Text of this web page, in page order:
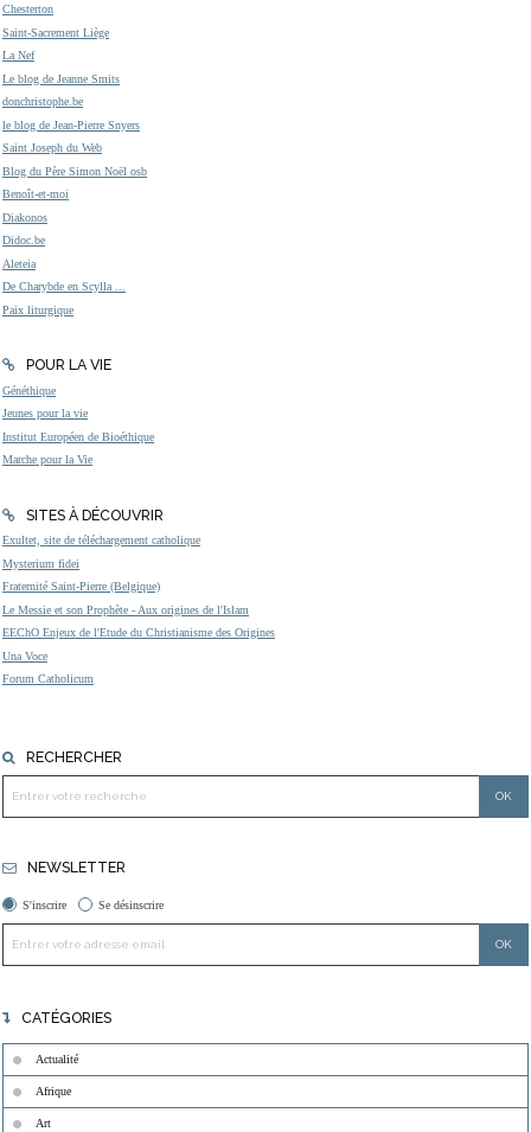
Chesterton
Saint-Sacrement Liège
La Nef
Le blog de Jeanne Smits
donchristophe.be
le blog de Jean-Pierre Snyers
Saint Joseph du Web
Blog du Père Simon Noël osb
Benoît-et-moi
Diakonos
Didoc.be
Aleteia
De Charybde en Scylla ...
Paix liturgique
POUR LA VIE
Généthique
Jeunes pour la vie
Institut Européen de Bioéthique
Marche pour la Vie
SITES À DÉCOUVRIR
Exultet, site de téléchargement catholique
Mysterium fidei
Fraternité Saint-Pierre (Belgique)
Le Messie et son Prophète - Aux origines de l'Islam
EEChO Enjeux de l'Etude du Christianisme des Origines
Una Voce
Forum Catholicum
RECHERCHER
NEWSLETTER
S'inscrire Se désinscrire
CATÉGORIES
Actualité
Afrique
Art